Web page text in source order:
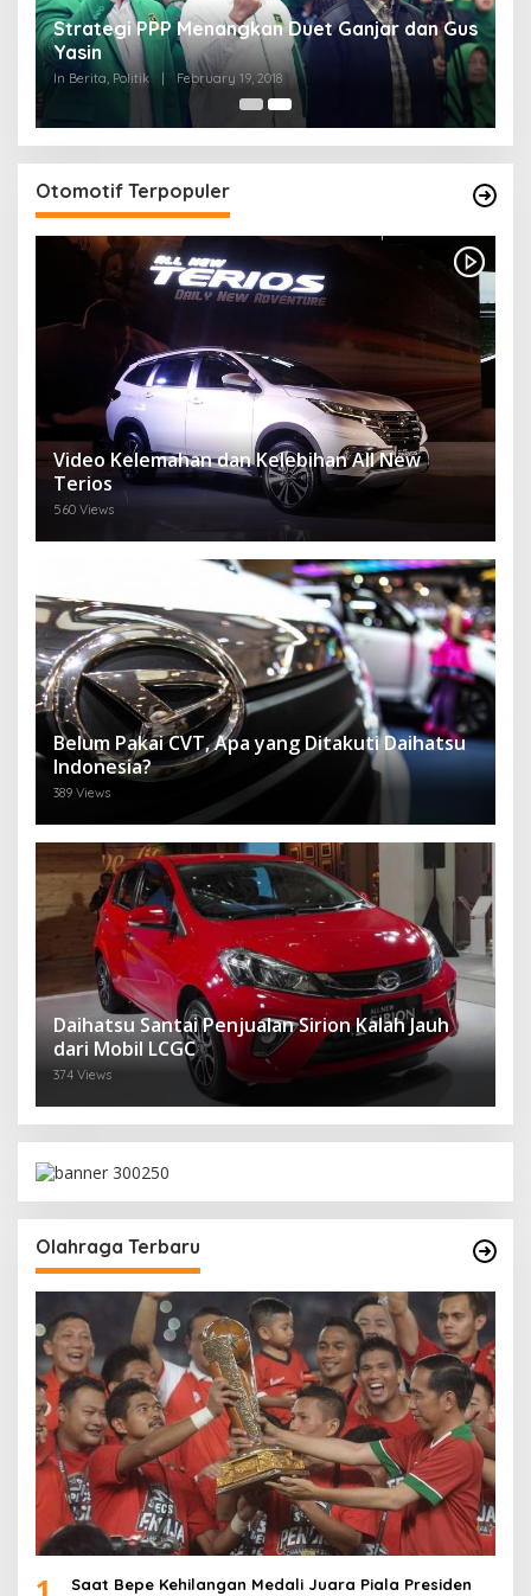
Strategi PPP Menangkan Duet Ganjar dan Gus
Yasin
In Berita, Politik | February 19, 2018
Otomotif Terpopuler
Video Kelemahan dan Kelebihan All New
Terios
560 Views
Belum Pakai CVT, Apa yang Ditakuti Daihatsu
Indonesia?
389 Views
Daihatsu Santai Penjualan Sirion Kalah Jauh
dari Mobil LCGC
374 Views
Olahraga Terbaru
Saat Bepe Kehilangan Medali Juara Piala Presiden